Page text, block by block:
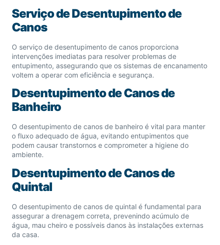
Serviço de Desentupimento de
Canos
O serviço de desentupimento de canos proporciona
intervenções imediatas para resolver problemas de
entupimento, assegurando que os sistemas de encanamento
voltem a operar com eficiência e segurança.
Desentupimento de Canos de
Banheiro
O desentupimento de canos de banheiro é vital para manter
o fluxo adequado de água, evitando entupimentos que
podem causar transtornos e comprometer a higiene do
ambiente.
Desentupimento de Canos de
Quintal
O desentupimento de canos de quintal é fundamental para
assegurar a drenagem correta, prevenindo acúmulo de
água, mau cheiro e possíveis danos às instalações externas
da casa.